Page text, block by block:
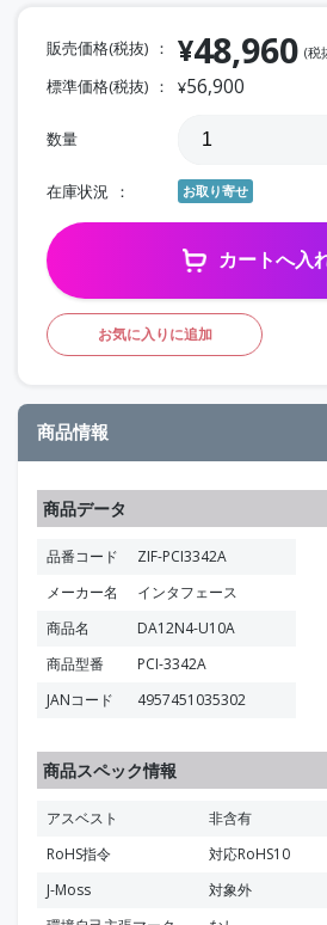
販売価格(税抜) ¥48,960 (税
標準価格(税抜) ¥56,900
数量
在庫状況 お取り寄せ
カートへ入
お気に入りに追加
商品情報
商品データ
品番コード
ZIF-PCI3342A
メーカー名
インタフェース
商品名
DA12N4-U10A
商品型番
PCI-3342A
JANコード
4957451035302
商品スペック情報
アスベスト
非含有
RoHS指令
対応RoHS10
J-Moss
対象外